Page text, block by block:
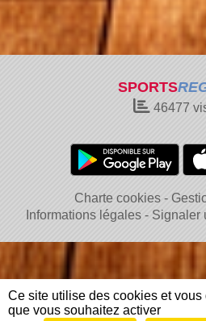
SPORTS
46477
Charte cookies
Informations légales
Signaler
Ce site utilise des cookies et
que vous souhaitez activer